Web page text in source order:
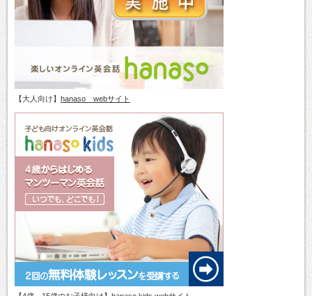
【大人向け】 hanaso webサイト